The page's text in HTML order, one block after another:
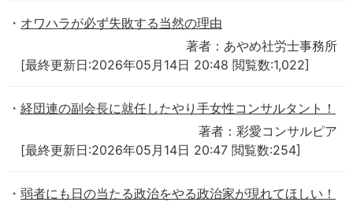
オワハラが必ず失敗する当然の理由
著者：あやめ社労士事務所
[最終更新日:2026年05月14日 20:48 閲覧数:1,022]
経団連の副会長に就任したやり手女性コンサルタント！
著者：彩愛コンサルピア
[最終更新日:2026年05月14日 20:47 閲覧数:254]
弱者にも日の当たる政治をやる政治家が現れてほしい！